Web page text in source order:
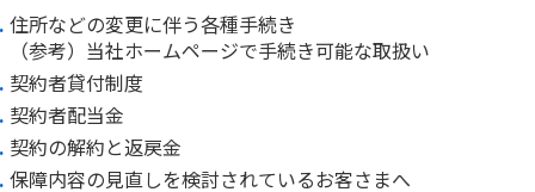
住所などの変更に伴う各種手続き
（参考）当社ホームページで手続き可能な取扱い
契約者貸付制度
契約者配当金
契約の解約と返戻金
保障内容の見直しを検討されているお客さまへ